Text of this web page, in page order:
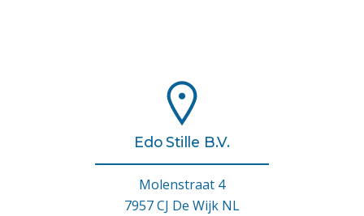
Edo Stille B.V.
Molenstraat 4
7957 CJ De Wijk NL